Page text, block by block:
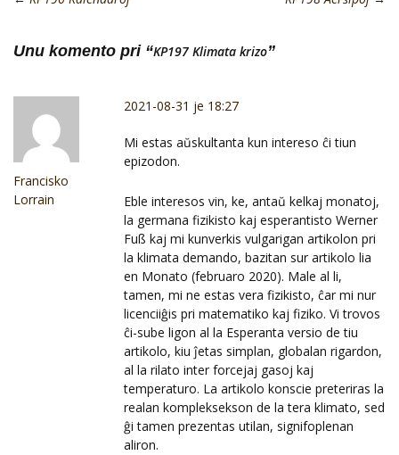
Unu komento pri “KP197 Klimata krizo”
Francisko
Lorrain
2021-08-31 je 18:27
Mi estas aŭskultanta kun intereso ĉi tiun
epizodon.
Eble interesos vin, ke, antaŭ kelkaj monatoj,
la germana fizikisto kaj esperantisto Werner
Fuß kaj mi kunverkis vulgarigan artikolon pri
la klimata demando, bazitan sur artikolo lia
en Monato (februaro 2020). Male al li,
tamen, mi ne estas vera fizikisto, ĉar mi nur
licenciiĝis pri matematiko kaj fiziko. Vi trovos
ĉi-sube ligon al la Esperanta versio de tiu
artikolo, kiu ĵetas simplan, globalan rigardon,
al la rilato inter forcejaj gasoj kaj
temperaturo. La artikolo konscie preteriras la
realan kompleksekson de la tera klimato, sed
ĝi tamen prezentas utilan, signifoplenan
aliron.